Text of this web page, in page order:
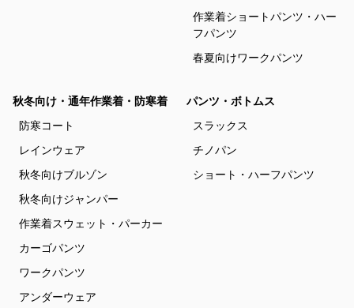
作業着ショートパンツ・ハー
フパンツ
春夏向けワークパンツ
秋冬向け・通年作業着・防寒着
防寒コート
レインウェア
秋冬向けブルゾン
秋冬向けジャンパー
作業着スウェット・パーカー
カーゴパンツ
ワークパンツ
アンダーウェア
パンツ・ボトムス
スラックス
チノパン
ショート・ハーフパンツ